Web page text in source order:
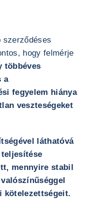
szerződéses
hogy felmérje
többéves
a
fegyelem hiánya
veszteségeket
láthatóvá
mennyire stabil
kötelezettségeit.